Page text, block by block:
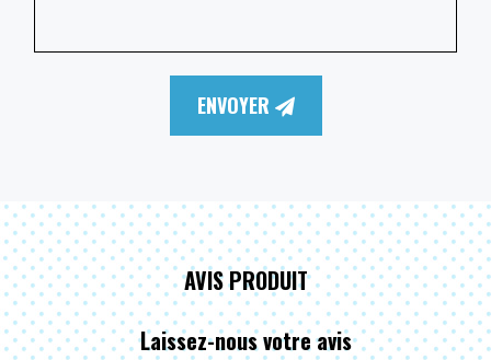
ENVOYER
AVIS PRODUIT
Laissez-nous votre avis